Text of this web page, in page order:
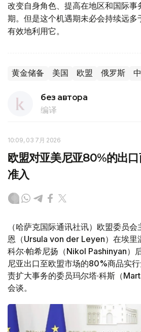
改变自身角色、提高在地区和国际事
期。但是这个机遇期未必会持续远多
有效地利用它。
黄金储备 美国 欧盟 俄罗斯
без автора
编译
10:09, 03 7月 2026
欧盟对亚美尼亚80%的出
准入
（哈萨克国际通讯社讯）欧盟委员
恩（Ursula von der Leyen）在埃里
科尔·帕希尼扬（Nikol Pashinyan）
尼亚出口至欧盟市场的80%商品实
责扩大事务的委员玛尔塔·科斯（
会谈。